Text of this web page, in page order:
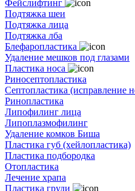
Фейслифтинг
Подтяжка шеи
Подтяжка лица
Подтяжка лба
Блефаропластика
Удаление мешков под глазами
Пластика носа
Риносептопластика
Септопластика (исправление
Ринопластика
Липофилинг лица
Липоплазмофилинг
Удаление комков Биша
Пластика губ (хейлопластика)
Пластика подбородка
Отопластика
Лечение храпа
Пластика груди